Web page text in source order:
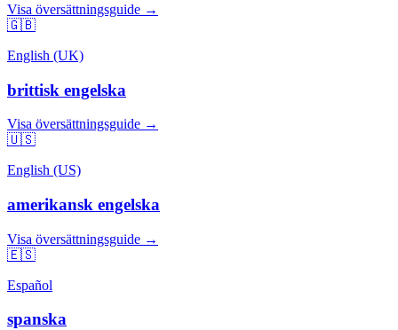
Visa översättningsguide →
🇬🇧
English (UK)
brittisk engelska
Visa översättningsguide →
🇺🇸
English (US)
amerikansk engelska
Visa översättningsguide →
🇪🇸
Español
spanska